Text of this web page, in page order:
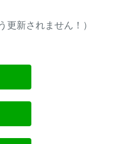
更新されません！）